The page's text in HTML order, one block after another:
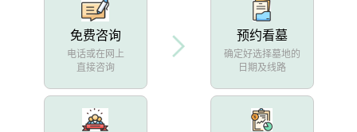
免费咨询
电话或在网上
直接咨询
预约看墓
确定好选择墓地的
日期及线路